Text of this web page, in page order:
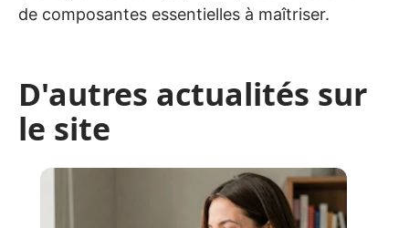
de composantes essentielles à maîtriser.
D'autres actualités sur
le site